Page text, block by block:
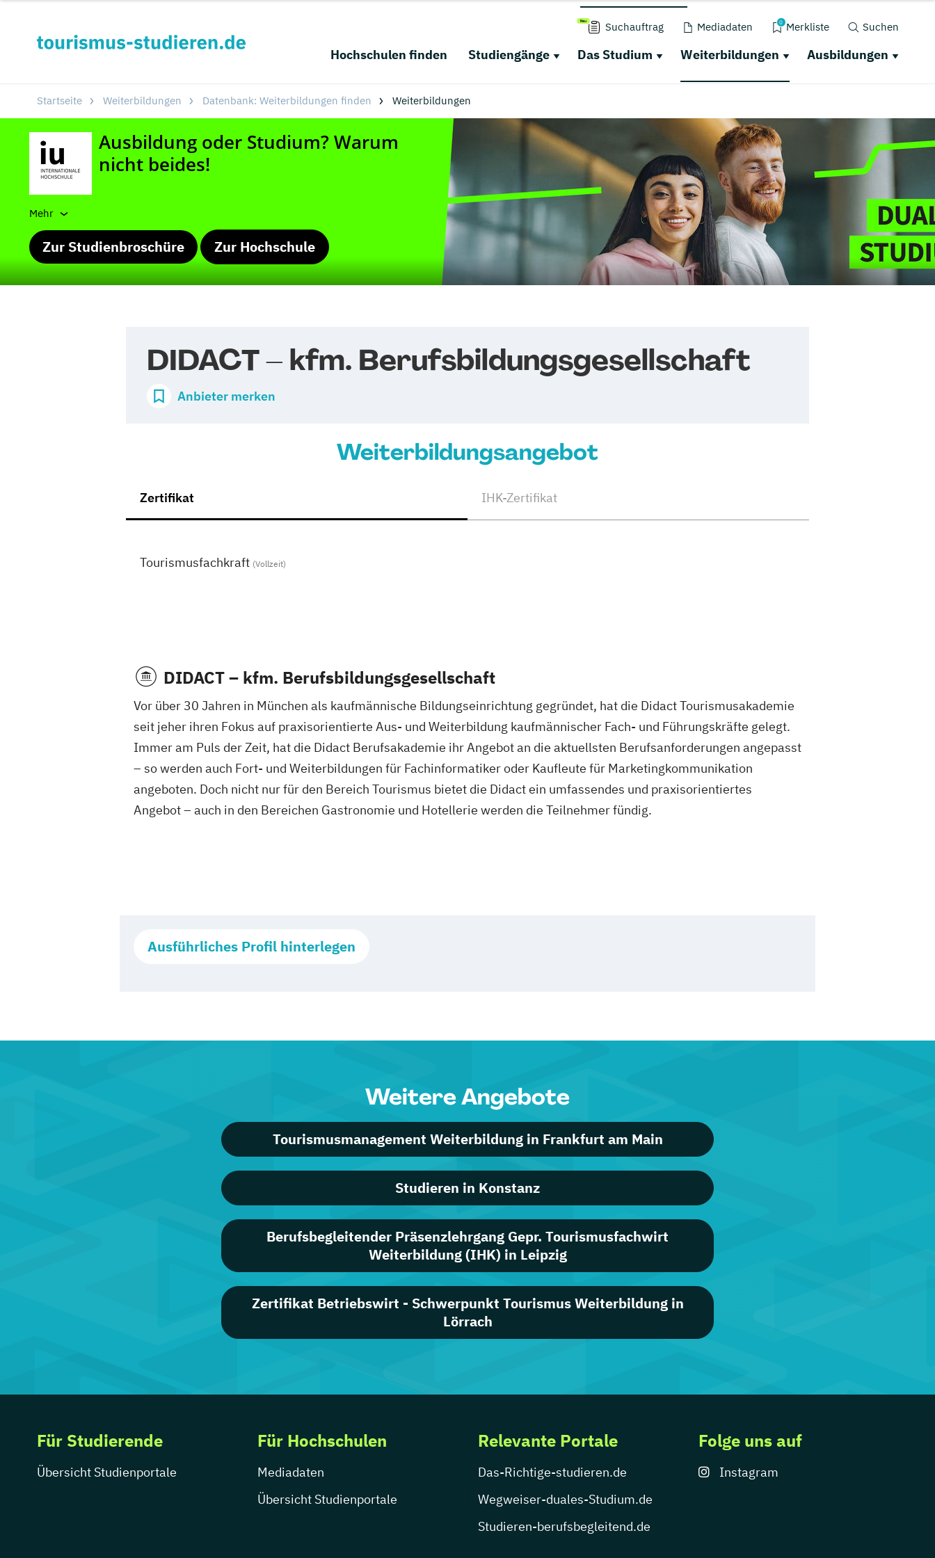
Suchauftrag Mediadaten 0 Merkliste Suchen
Hochschulen finden Studiengänge Das Studium Weiterbildungen Ausbildungen
Startseite Weiterbildungen Datenbank: Weiterbildungen finden Weiterbildungen
Mehr
Zur Studienbroschüre Zur Hochschule
DIDACT – kfm. Berufsbildungsgesellschaft
Anbieter merken
Weiterbildungsangebot
Zertifikat IHK-Zertifikat
Tourismusfachkraft (Vollzeit)
DIDACT – kfm. Berufsbildungsgesellschaft
Vor über 30 Jahren in München als kaufmännische Bildungseinrichtung gegründet, hat die Didact Tourismusakademie
seit jeher ihren Fokus auf praxisorientierte Aus- und Weiterbildung kaufmännischer Fach- und Führungskräfte gelegt.
Immer am Puls der Zeit, hat die Didact Berufsakademie ihr Angebot an die aktuellsten Berufsanforderungen angepasst
– so werden auch Fort- und Weiterbildungen für Fachinformatiker oder Kaufleute für Marketingkommunikation
angeboten. Doch nicht nur für den Bereich Tourismus bietet die Didact ein umfassendes und praxisorientiertes
Angebot – auch in den Bereichen Gastronomie und Hotellerie werden die Teilnehmer fündig.
Ausführliches Profil hinterlegen
Weitere Angebote
Tourismusmanagement Weiterbildung in Frankfurt am Main
Studieren in Konstanz
Berufsbegleitender Präsenzlehrgang Gepr. Tourismusfachwirt
Weiterbildung (IHK) in Leipzig
Zertifikat Betriebswirt - Schwerpunkt Tourismus Weiterbildung in
Lörrach
Für Studierende
Übersicht Studienportale
Für Hochschulen
Mediadaten
Übersicht Studienportale
Relevante Portale
Das-Richtige-studieren.de
Wegweiser-duales-Studium.de
Studieren-berufsbegleitend.de
Folge uns auf
Instagram